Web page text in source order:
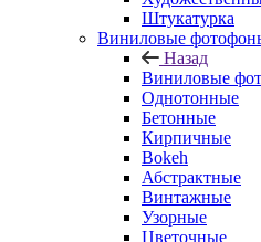
Штукатурка
Виниловые
Назад
Виниловые
Однотонные
Бетонные
Кирпичные
Bokeh
Абстрактные
Винтажные
Узорные
Цветочные